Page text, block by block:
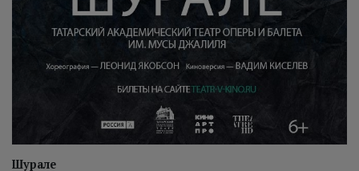
Шурале